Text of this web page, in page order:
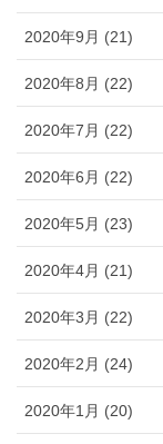
2020年9月 (21)
2020年8月 (22)
2020年7月 (22)
2020年6月 (22)
2020年5月 (23)
2020年4月 (21)
2020年3月 (22)
2020年2月 (24)
2020年1月 (20)